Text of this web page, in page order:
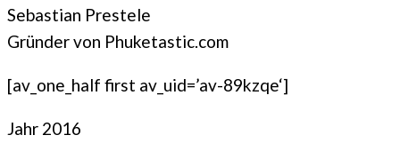
Sebastian Prestele
Gründer von Phuketastic.com
[av_one_half first av_uid=’av-89kzqe‘]
Jahr 2016